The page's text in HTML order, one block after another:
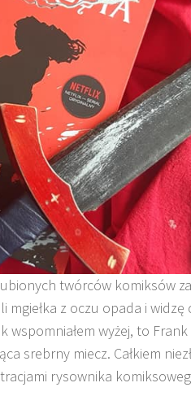
twórców komiksów
z oczu opada i
wspomniałem wyżej, to
srebrny miecz. Całkiem
rysownika